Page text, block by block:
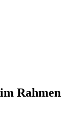
Rahmen